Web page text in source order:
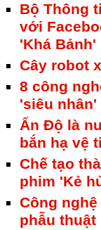
Bộ Thông
với
'Khá Bảnh'
Cây robot
8 công
'siêu nhân'
Ấn Độ là
bắn hạ vệ
Chế tạo
phim 'Kẻ
Công
phẫu thuật